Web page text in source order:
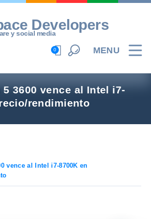
Developers
y social media
MENU
0
5 3600 vence al Intel i7-
rendimiento
vence al Intel i7-8700K en